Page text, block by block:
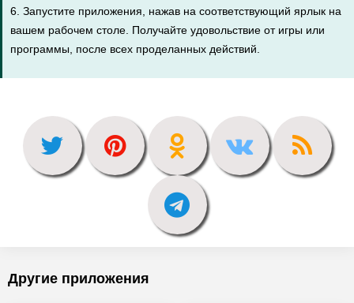
6. Запустите приложения, нажав на соответствующий ярлык на
вашем рабочем столе. Получайте удовольствие от игры или
программы, после всех проделанных действий.
Другие приложения